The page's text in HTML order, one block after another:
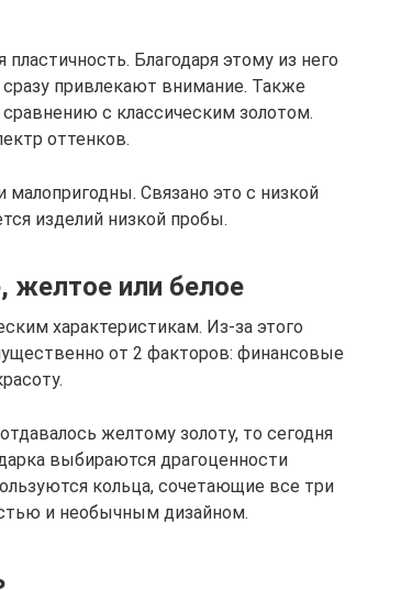
Благодаря этому из него
привлекают внимание. Также
сравнению с классическим золотом.
оттенков.
Связано это с низкой
изделий низкой пробы.
желтое или белое
характеристикам. Из-за этого
от 2 факторов: финансовые
желтому золоту, то сегодня
выбираются драгоценности
кольца, сочетающие все три
и необычным дизайном.